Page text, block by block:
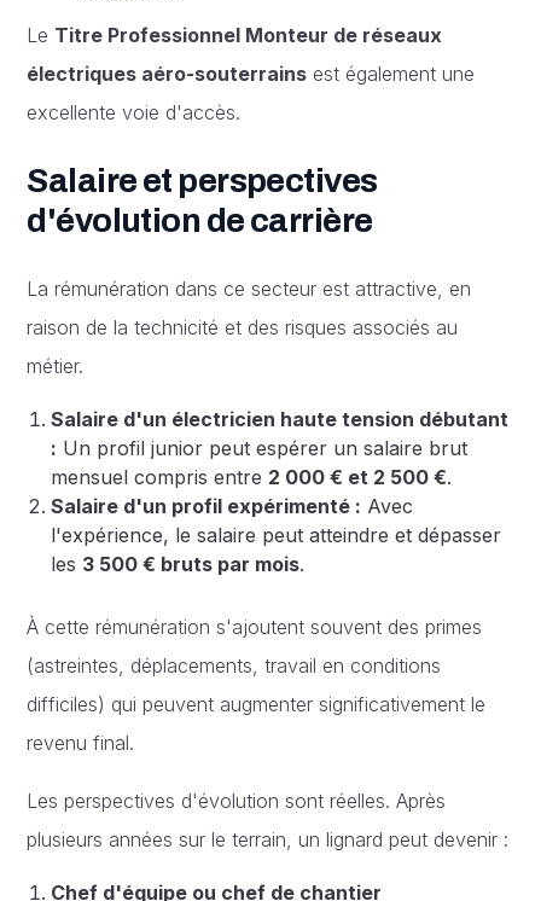
Le Titre Professionnel Monteur de réseaux
électriques aéro-souterrains est également une
excellente voie d'accès.
Salaire et perspectives
d'évolution de carrière
La rémunération dans ce secteur est attractive, en
raison de la technicité et des risques associés au
métier.
Salaire d'un électricien haute tension débutant
: Un profil junior peut espérer un salaire brut
mensuel compris entre 2 000 € et 2 500 €.
Salaire d'un profil expérimenté : Avec
l'expérience, le salaire peut atteindre et dépasser
les 3 500 € bruts par mois.
À cette rémunération s'ajoutent souvent des primes
(astreintes, déplacements, travail en conditions
difficiles) qui peuvent augmenter significativement le
revenu final.
Les perspectives d'évolution sont réelles. Après
plusieurs années sur le terrain, un lignard peut devenir :
Chef d'équipe ou chef de chantier